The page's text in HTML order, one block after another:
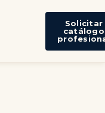
Solicitar
catálogo